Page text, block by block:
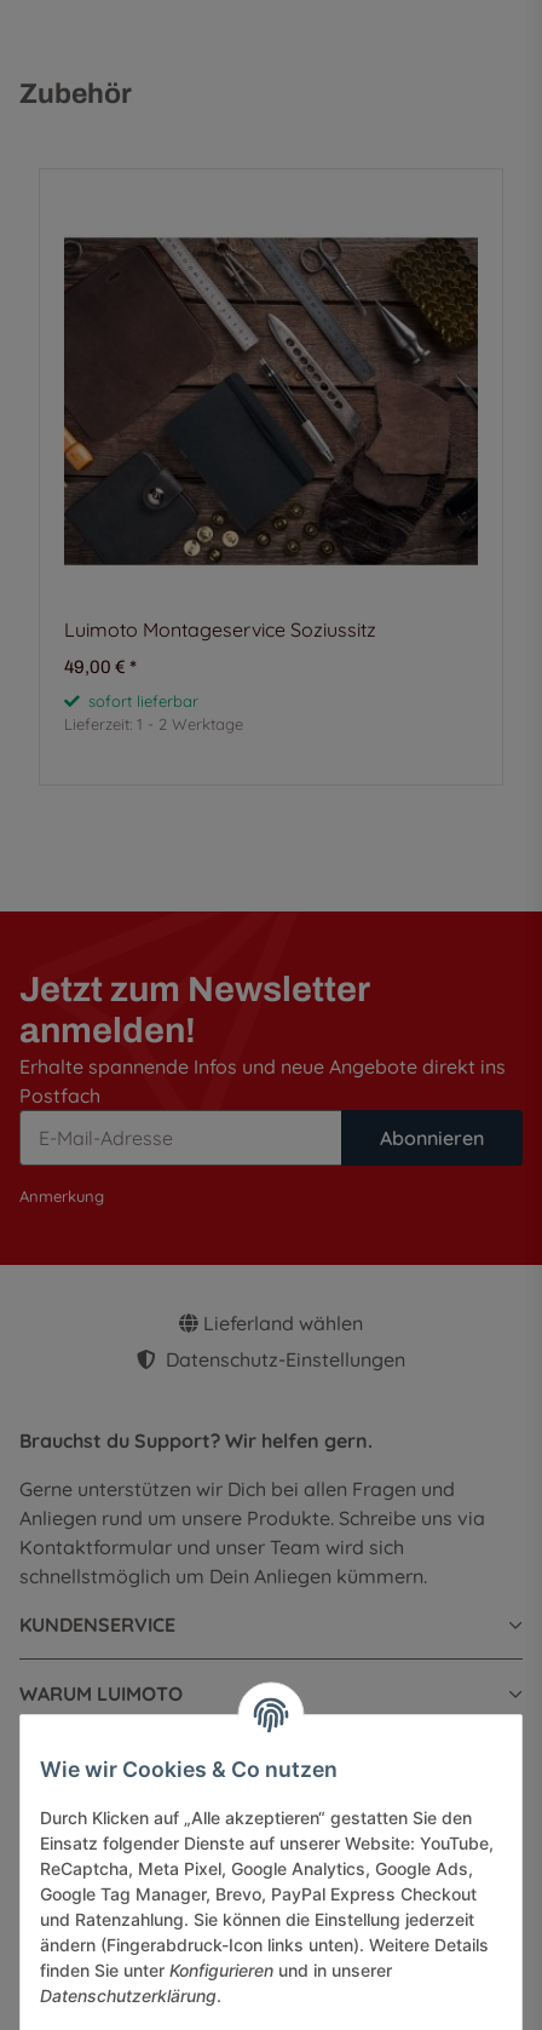
Zubehör
Luimoto Montageservice Soziussitz
49,00 € *
sofort lieferbar
Lieferzeit: 1 - 2 Werktage
Jetzt zum Newsletter
anmelden!
Erhalte spannende Infos und neue Angebote direkt ins
Postfach
Abonnieren
Anmerkung
Lieferland wählen
Datenschutz-Einstellungen
Brauchst du Support? Wir helfen gern.
Gerne unterstützen wir Dich bei allen Fragen und
Anliegen rund um unsere Produkte. Schreibe uns via
Kontaktformular und unser Team wird sich
schnellstmöglich um Dein Anliegen kümmern.
KUNDENSERVICE
WARUM LUIMOTO
INFORMATIONEN
GESETZLICHE INFORMATIONEN
Sicher bezahlen via:
Wie wir Cookies & Co nutzen
Durch Klicken auf „Alle akzeptieren“ gestatten Sie den
Einsatz folgender Dienste auf unserer Website: YouTube,
ReCaptcha, Meta Pixel, Google Analytics, Google Ads,
Google Tag Manager, Brevo, PayPal Express Checkout
und Ratenzahlung. Sie können die Einstellung jederzeit
ändern (Fingerabdruck-Icon links unten). Weitere Details
finden Sie unter Konfigurieren und in unserer
Datenschutzerklärung.